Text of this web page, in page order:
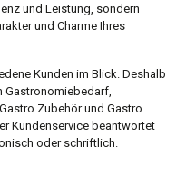
und Leistung, sondern
und Charme Ihres
Kunden im Blick. Deshalb
Gastronomiebedarf,
Zubehör und Gastro
Kundenservice beantwortet
oder schriftlich.